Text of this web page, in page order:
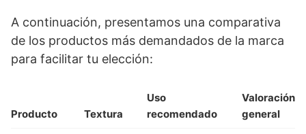
A continuación, presentamos una comparativa
de los productos más demandados de la marca
para facilitar tu elección:
Producto Textura
Uso
recomendado
Valoración
general